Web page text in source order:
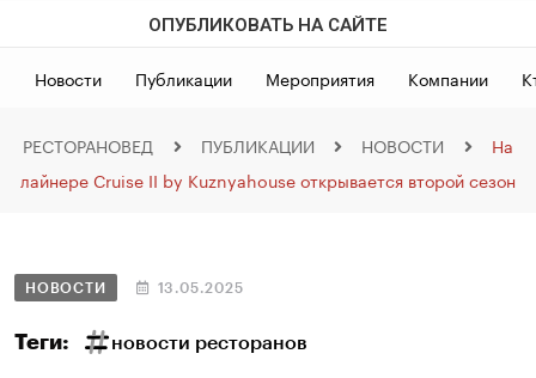
ОПУБЛИКОВАТЬ НА САЙТЕ
Новости Публикации Мероприятия Компании
РЕСТОРАНОВЕД ПУБЛИКАЦИИ НОВОСТИ
На
лайнере Cruise II by Kuznyahouse открывается второй сезон
НОВОСТИ 13.05.2025
Теги: новости ресторанов